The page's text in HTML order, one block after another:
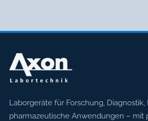
Axon Labortechnik
Laborgeräte für Forschung,
pharmazeutische Anwendungen – mit